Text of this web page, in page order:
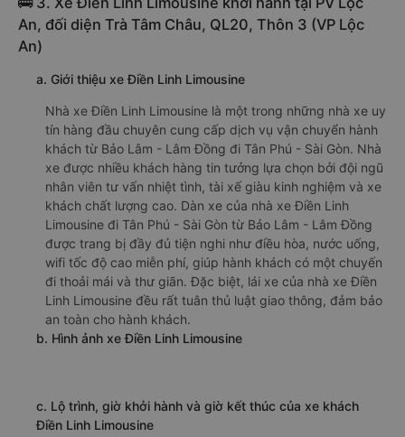
An, đối diện Trà Tâm Châu, QL20, Thôn 3 (VP Lộc
An)
a. Giới thiệu xe Điền Linh Limousine
Nhà xe Điền Linh Limousine là một trong những nhà xe uy
tín hàng đầu chuyên cung cấp dịch vụ vận chuyển hành
khách từ Bảo Lâm - Lâm Đồng đi Tân Phú - Sài Gòn. Nhà
xe được nhiều khách hàng tin tưởng lựa chọn bởi đội ngũ
nhân viên tư vấn nhiệt tình, tài xế giàu kinh nghiệm và xe
khách chất lượng cao. Dàn xe của nhà xe Điền Linh
Limousine đi Tân Phú - Sài Gòn từ Bảo Lâm - Lâm Đồng
được trang bị đầy đủ tiện nghi như điều hòa, nước uống,
wifi tốc độ cao miễn phí, giúp hành khách có một chuyến
đi thoải mái và thư giãn. Đặc biệt, lái xe của nhà xe Điền
Linh Limousine đều rất tuân thủ luật giao thông, đảm bảo
an toàn cho hành khách.
b. Hình ảnh xe Điền Linh Limousine